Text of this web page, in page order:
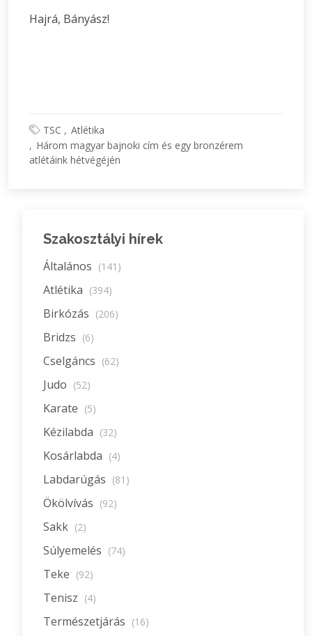
Hajrá, Bányász!
TSC
Atlétika
Három magyar bajnoki cím és egy bronzérem
atlétáink hétvégéjén
Szakosztályi hírek
Általános (141)
Atlétika (394)
Birkózás (206)
Bridzs (6)
Cselgáncs (62)
Judo (52)
Karate (5)
Kézilabda (32)
Kosárlabda (4)
Labdarúgás (81)
Ökölvívás (92)
Sakk (2)
Súlyemelés (74)
Teke (92)
Tenisz (4)
Természetjárás (16)